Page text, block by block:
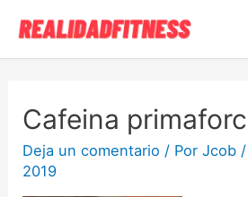
Cafeina
Deja un comentario / PorJcob /
2019